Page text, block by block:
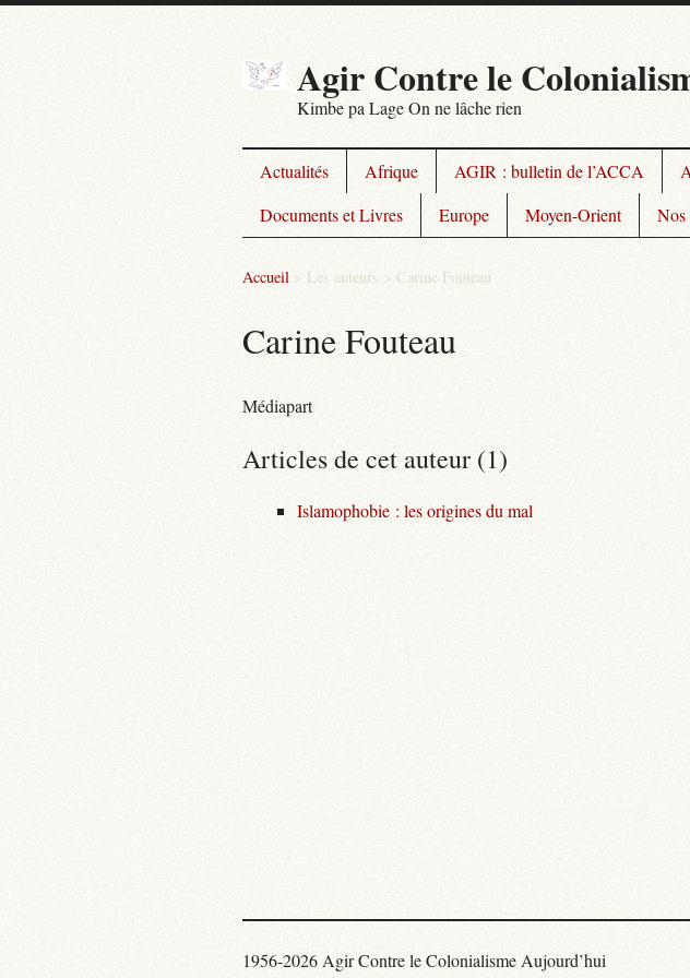
Agir Contre le
Kimbe pa Lage On ne lâche rien
Actualités Afrique AGIR : bulletin de l’ACCA
Documents et Livres
Europe Moyen-Orient Nos
Accueil > Les auteurs > Carine Fouteau
Carine Fouteau
Médiapart
Articles de cet auteur (1)
Islamophobie : les origines du mal
1956-2026 Agir Contre le Colonialisme Aujourd’hui